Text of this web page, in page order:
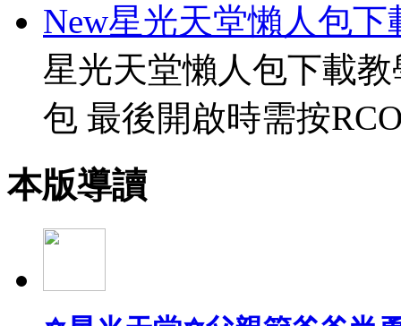
New星光天堂懶人包下
星光天堂懶人包下載
包 最後開啟時需按
本版導讀